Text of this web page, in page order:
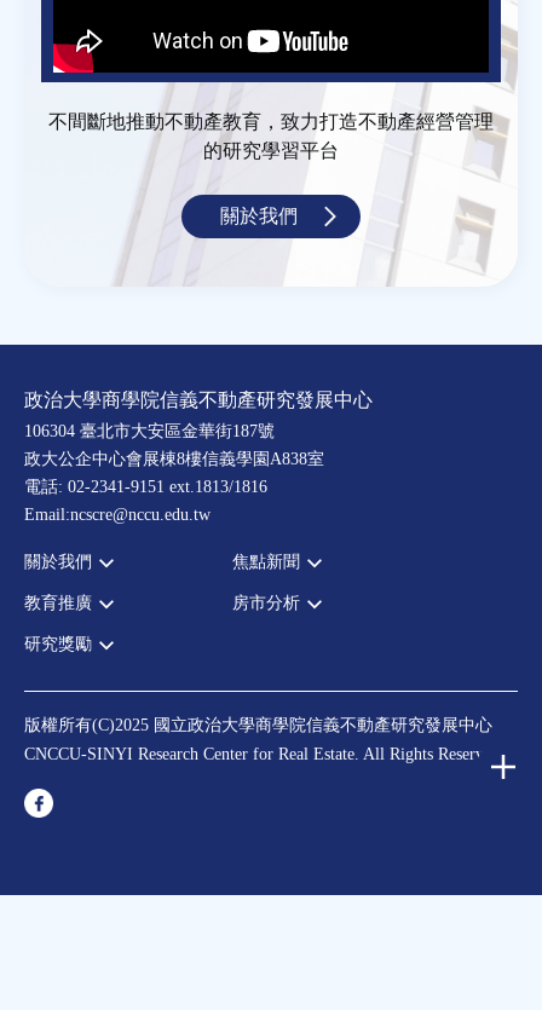
不間斷地推動不動產教育，致力打造不動產經營管理
的研究學習平台
關於我們
政治大學商學院信義不動產研究發展中心
106304 臺北市大安區金華街187號
政大公企中心會展棟8樓信義學園A838室
電話: 02-2341-9151 ext.1813/1816
Email:ncscre@nccu.edu.tw
關於我們
宗旨願景
設置辦法
指導委員
中心成員
聯絡我們
焦點新聞
全部新聞
法律新訊
教育推廣
全部活動
理財規劃講座
不動產學程支援
房市分析
研究獎勵
住宅學會論文獎支援
都市計劃學會論文獎支援
版權所有(C)2025 國立政治大學商學院信義不動產研究發展中心
CNCCU-SINYI Research Center for Real Estate. All Rights Reserved.